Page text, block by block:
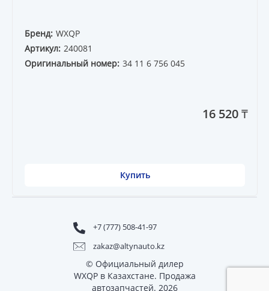
Бренд: WXQP
Артикул: 240081
Оригинальный номер: 34 11 6 756 045
16 520 ₸
Купить
+7 (777) 508-41-97
zakaz@altynauto.kz
© Официальный дилер
WXQP в Казахстане. Продажа
автозапчастей. 2026